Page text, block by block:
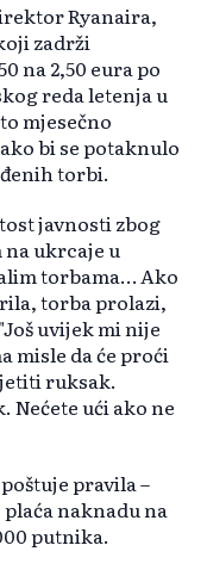
Ryanaira,
zadrži
na 2,50 eura po
reda letenja u
mjesečno
bi se potaknulo
torbi.
javnosti zbog
ukrcaje u
torbama… Ako
torba prolazi,
uvijek mi nije
misle da će proći
ruksak.
Nećete ući ako ne
pravila–
plaća naknadu na
putnika.